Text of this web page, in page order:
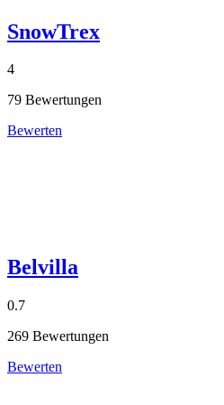
SnowTrex
4
79 Bewertungen
Bewerten
Belvilla
0.7
269 Bewertungen
Bewerten